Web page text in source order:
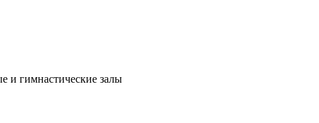
и гимнастические залы